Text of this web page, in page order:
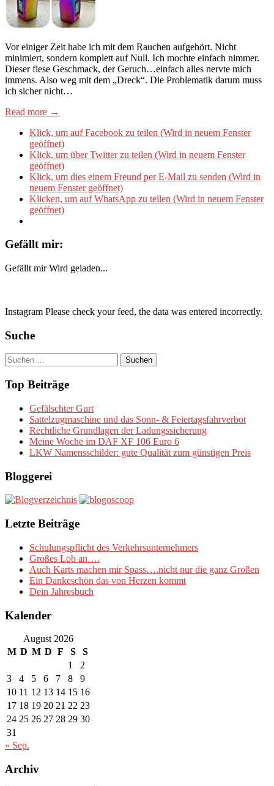
Vor einiger Zeit habe ich mit dem Rauchen aufgehört. Nicht
minimiert, sondern komplett auf Null. Ich mochte einfach nimmer.
Dieser fiese Geschmack, der Geruch…einfach alles nervte mich
immens. Also weg mit dem „Dreck“. Die Problematik darum muss
ich sicher nicht…
Read more →
Klick, um auf Facebook zu teilen (Wird in neuem Fenster
geöffnet)
Klick, um über Twitter zu teilen (Wird in neuem Fenster
geöffnet)
Klick, um dies einem Freund per E-Mail zu senden (Wird in
neuem Fenster geöffnet)
Klicken, um auf WhatsApp zu teilen (Wird in neuem Fenster
geöffnet)
Gefällt mir:
Gefällt mir Wird geladen...
Instagram Please check your feed, the data was entered incorrectly.
Suche
Suchen
nach:
Top Beiträge
Gefälschter Gurt
Sattelzugmaschine und das Sonn- & Feiertagsfahrverbot
Rechtliche Grundlagen der Ladungssicherung
Meine Woche im DAF XF 106 Euro 6
LKW Namensschilder: gute Qualität zum günstigen Preis
Bloggerei
Letzte Beiträge
Schulungspflicht des Verkehrsunternehmers
Großes Lob an….
Auch Karts machen mir Spass….nicht nur die ganz Großen
Ein Dankeschön das von Herzen kommt
Dein Jahresbuch
Kalender
August 2026
M D M D F S
S
1
2
3
4 5 6 7 8
9
10 11 12 13 14 15 16
17 18 19 20 21 22 23
24 25 26 27 28 29 30
31
« Sep.
Archiv